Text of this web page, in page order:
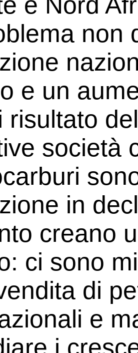
non
e un
risultato
società
in
creano
ci sono
di
e
i